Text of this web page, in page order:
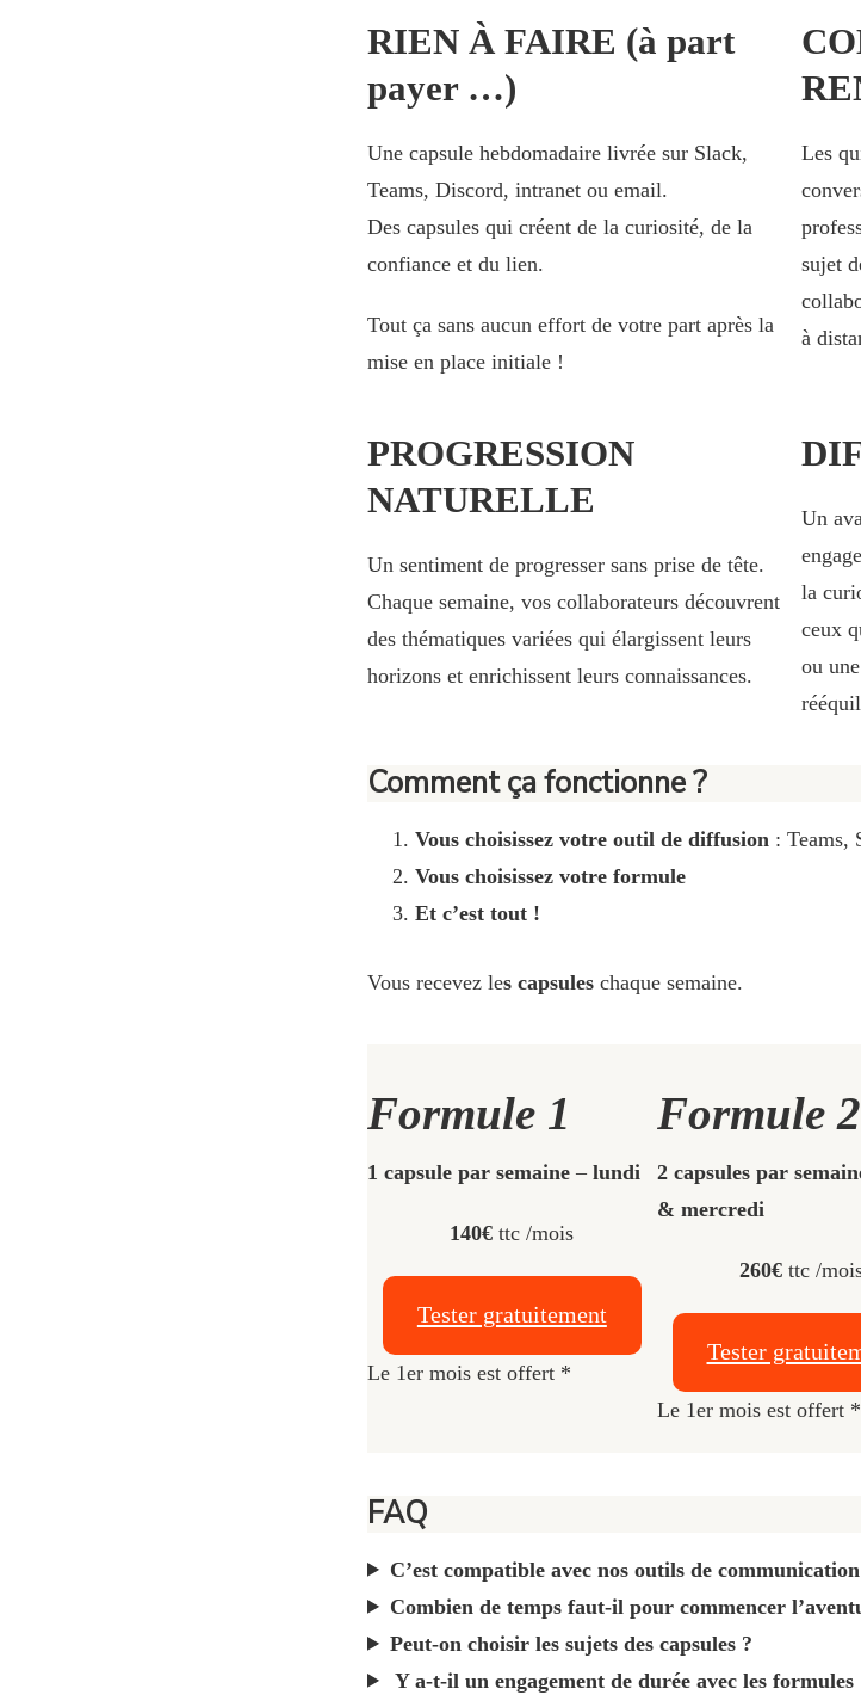
RIEN À FAIRE (à part
payer …)
Une capsule hebdomadaire livrée sur Slack,
Teams, Discord, intranet ou email.
Des capsules qui créent de la curiosité, de la
confiance et du lien.
Tout ça sans aucun effort de votre part après la
mise en place initiale !
Les
sujet
à
PROGRESSION
NATURELLE
Un sentiment de progresser sans prise de tête.
Chaque semaine, vos collaborateurs découvrent
des thématiques variées qui élargissent leurs
horizons et enrichissent leurs connaissances.
Un
la
ceux
ou
Comment ça fonctionne ?
Vous choisissez votre outil de diffusion : Teams,
Vous choisissez votre formule
Et c’est tout !
Vous recevez les capsules chaque semaine.
Formule 1
1 capsule par semaine – lundi
140€ttc /mois
Tester gratuitement
Le 1er mois est offert *
Formule 2
2 capsules par
& mercredi
260€ ttc /
Tester
Le 1er mois est offert *
FAQ
C’est compatible avec nos outils de
Combien de temps faut-il pour commencer
Peut-on choisir les sujets des capsules ?
Y a-t-il un engagement de durée avec les formules